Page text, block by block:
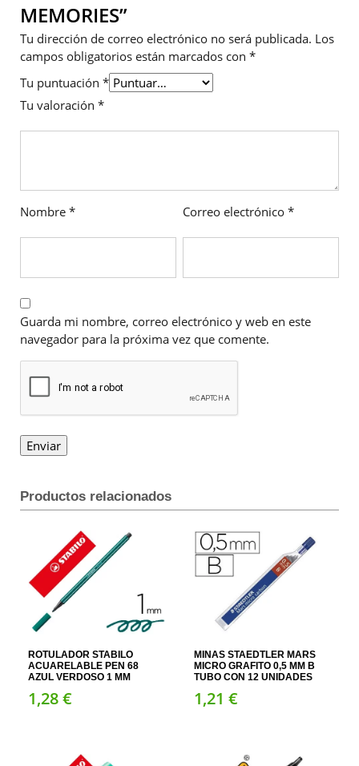
MEMORIES”
Tu dirección de correo electrónico no será publicada. Los
campos obligatorios están marcados con*
Tu puntuación*
Tu valoración*
Nombre* Correo electrónico *
Guarda mi nombre, correo electrónico y web en este
navegador para la próxima vez que comente.
Productos relacionados
ROTULADOR STABILO
ACUARELABLE PEN 68
AZUL VERDOSO 1 MM
1,28 €
MINAS STAEDTLER MARS
MICRO GRAFITO 0,5 MM B
TUBO CON 12 UNIDADES
1,21 €